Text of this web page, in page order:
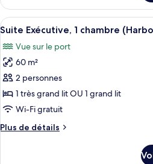
vue
montagne
le
type
de
Suite
Deluxe,
vue
montagne
(Business)
Afficher
toutes
les
photos
pour
ce
type
chambre :
8
Suite Exécutive, 1 chambre
Vue sur le port
60 m²
2 personnes
1 très grand lit OU 1 grand lit
Wi-Fi gratuit
Plus de détails
Plus